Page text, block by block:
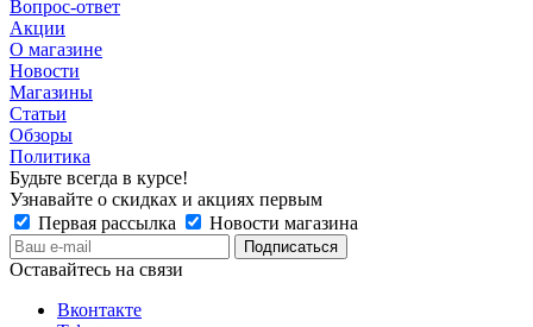
Вопрос-ответ
Акции
О магазине
Новости
Магазины
Статьи
Обзоры
Политика
Будьте всегда в курсе!
Узнавайте о скидках и акциях первым
Первая рассылка
Новости магазина
Оставайтесь на связи
Вконтакте